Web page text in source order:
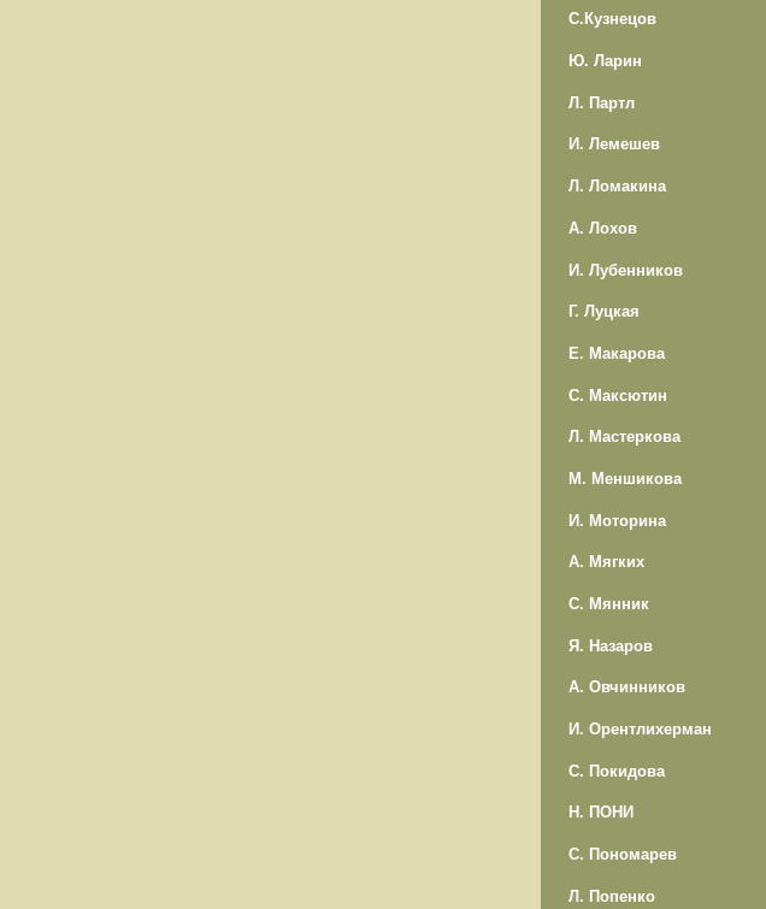
С.Кузнецов
Ю. Ларин
Л. Партл
И. Лемешев
Л. Ломакина
А. Лохов
И. Лубенников
Г. Луцкая
Е. Макарова
С. Максютин
Л. Мастеркова
М. Меншикова
И. Моторина
А. Мягких
С. Мянник
Я. Назаров
А. Овчинников
И. Орентлихерман
С. Покидова
Н. ПОНИ
С. Пономарев
Л. Попенко